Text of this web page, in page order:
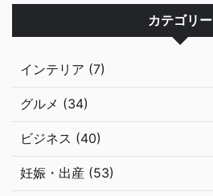
カテゴリー
インテリア (7)
グルメ (34)
ビジネス (40)
妊娠・出産 (53)